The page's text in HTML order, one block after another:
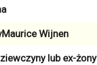
Wijnen
lub ex-żony